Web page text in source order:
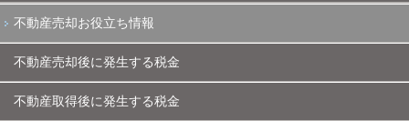
不動産売却お役立ち情報
不動産売却後に発生する税金
不動産取得後に発生する税金